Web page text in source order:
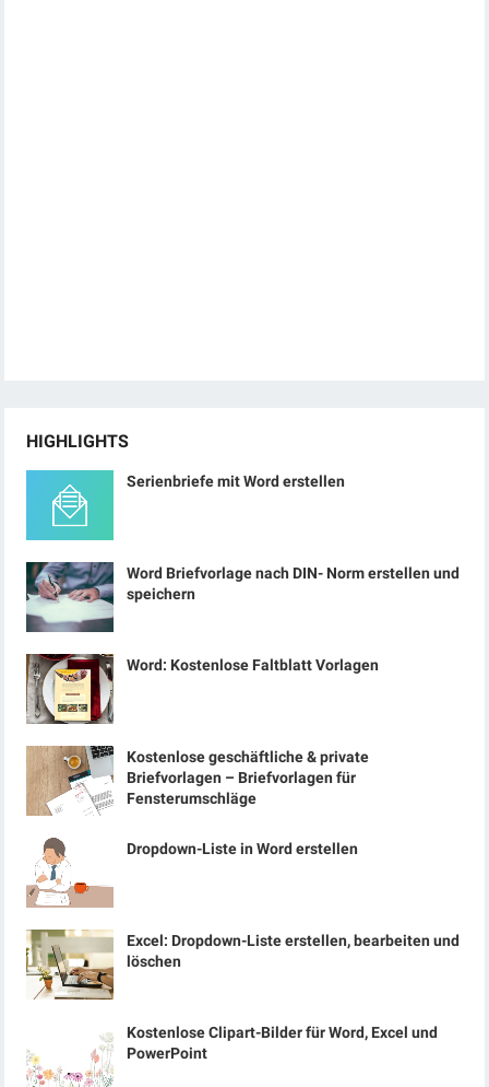
HIGHLIGHTS
Serienbriefe mit Word erstellen
Word Briefvorlage nach DIN- Norm erstellen und
speichern
Word: Kostenlose Faltblatt Vorlagen
Kostenlose geschäftliche & private
Briefvorlagen – Briefvorlagen für
Fensterumschläge
Dropdown-Liste in Word erstellen
Excel: Dropdown-Liste erstellen, bearbeiten und
löschen
Kostenlose Clipart-Bilder für Word, Excel und
PowerPoint